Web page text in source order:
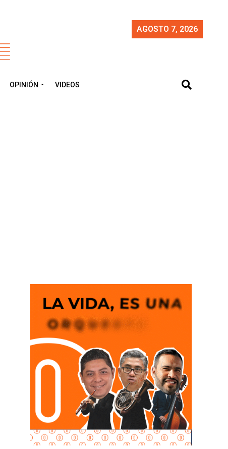
AGOSTO 7, 2026
OPINIÓN VIDEOS